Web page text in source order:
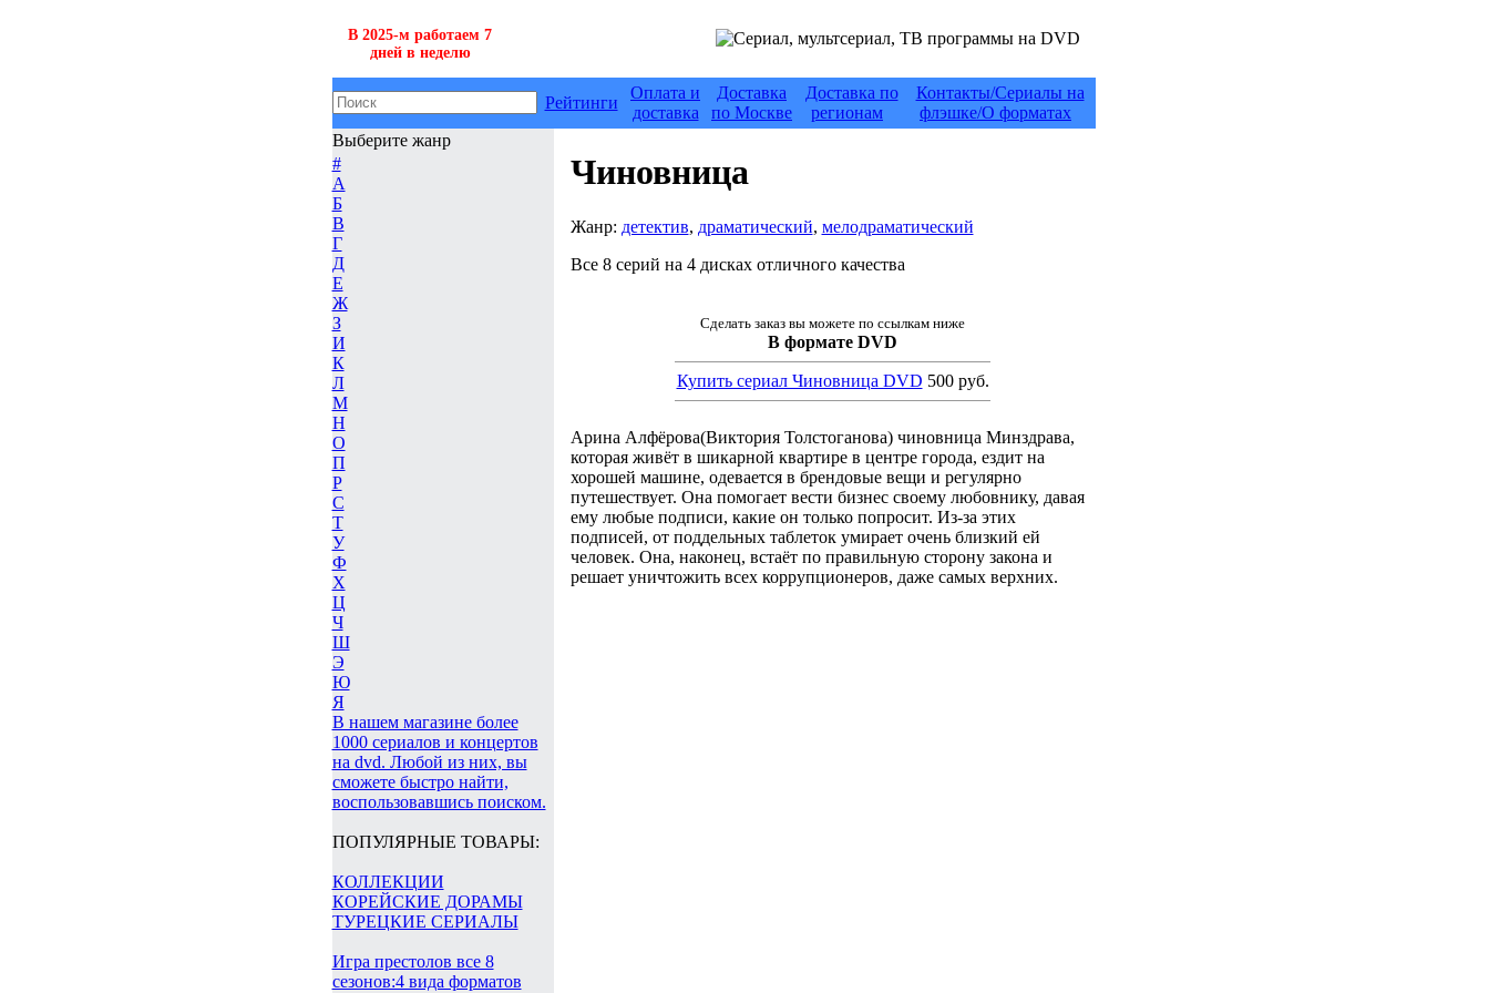
В 2025-м работаем 7
дней в неделю
Рейтинги
Оплата и
доставка
Доставка
по Москве
Доставка по
регионам
Контакты/Сериалы на
флэшке/О форматах
Выберите жанр
#
А
Б
В
Г
Д
Е
Ж
З
И
К
Л
М
Н
О
П
Р
С
Т
У
Ф
Х
Ц
Ч
Ш
Э
Ю
Я
В нашем магазине более
1000 сериалов и концертов
на dvd. Любой из них, вы
сможете быстро найти,
воспользовавшись поиском.
ПОПУЛЯРНЫЕ ТОВАРЫ:
КОЛЛЕКЦИИ
КОРЕЙСКИЕ ДОРАМЫ
ТУРЕЦКИЕ СЕРИАЛЫ
Игра престолов все 8
сезонов:4 вида форматов
Чиновница
Жанр: детектив, драматический, мелодраматический
Все 8 серий на 4 дисках отличного качества
Сделать заказ вы можете по ссылкам ниже
В формате DVD
Купить сериал Чиновница DVD 500 руб.
Арина Алфёрова(Виктория Толстоганова) чиновница Минздрава,
которая живёт в шикарной квартире в центре города, ездит на
хорошей машине, одевается в брендовые вещи и регулярно
путешествует. Она помогает вести бизнес своему любовнику, давая
ему любые подписи, какие он только попросит. Из-за этих
подписей, от поддельных таблеток умирает очень близкий ей
человек. Она, наконец, встаёт по правильную сторону закона и
решает уничтожить всех коррупционеров, даже самых верхних.